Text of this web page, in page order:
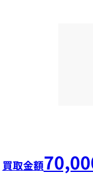
買取金額